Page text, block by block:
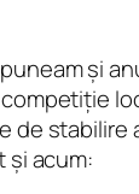
și
de stabilire
și acum: